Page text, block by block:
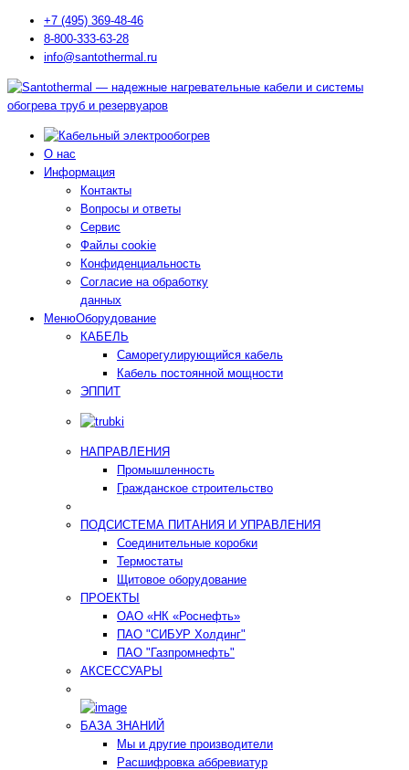
+7 (495) 369-48-46
8-800-333-63-28
info@santothermal.ru
О нас
Информация
Контакты
Вопросы и ответы
Сервис
Файлы cookie
Конфиденциальность
Согласие на обработку
данных
МенюОборудование
КАБЕЛЬ
Саморегулирующийся кабель
Кабель постоянной мощности
ЭППИТ
НАПРАВЛЕНИЯ
Промышленность
Гражданское строительство
ПОДСИСТЕМА ПИТАНИЯ И УПРАВЛЕНИЯ
Соединительные коробки
Термостаты
Щитовое оборудование
ПРОЕКТЫ
ОАО «НК «Роснефть»
ПАО "СИБУР Холдинг"
ПАО "Газпромнефть"
АКСЕССУАРЫ
БАЗА ЗНАНИЙ
Мы и другие производители
Расшифровка аббревиатур